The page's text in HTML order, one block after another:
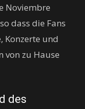
Noviembre
dass die Fans
Konzerte und
von zu Hause
des